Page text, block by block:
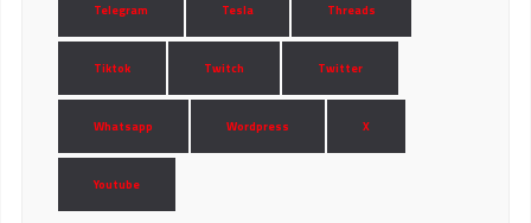
Telegram Tesla Threads
Tiktok Twitch Twitter
Whatsapp Wordpress X
Youtube